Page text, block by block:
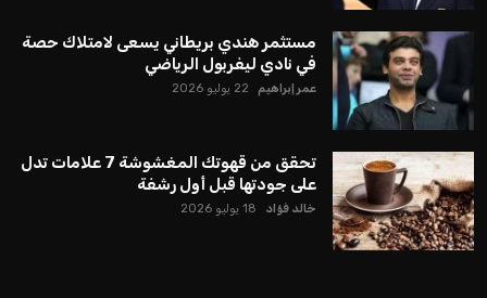
مستثمر هندي بريطاني يسعى لامتلاك حصة
في نادي ليفربول الرياضي
عمر إبراهيم 22 يوليو 2026
تحقق من قهوتك المغشوشة 7 علامات تدل
على جودتها قبل أول رشفة
خالد فؤاد 18 يوليو 2026